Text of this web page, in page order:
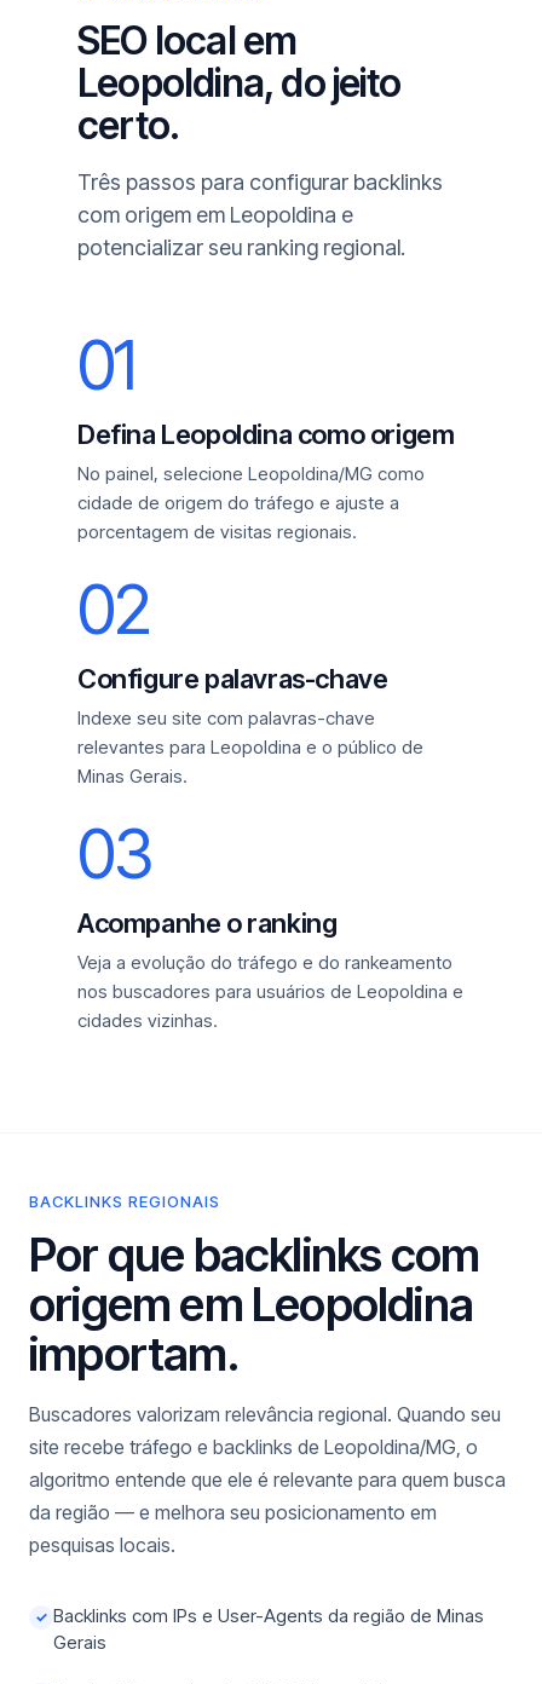
SEO local em
Leopoldina, do jeito
certo.
Três passos para configurar backlinks
com origem em Leopoldina e
potencializar seu ranking regional.
01
Defina Leopoldina como origem
No painel, selecione Leopoldina/MG como
cidade de origem do tráfego e ajuste a
porcentagem de visitas regionais.
02
Configure palavras-chave
Indexe seu site com palavras-chave
relevantes para Leopoldina e o público de
Minas Gerais.
03
Acompanhe o ranking
Veja a evolução do tráfego e do rankeamento
nos buscadores para usuários de Leopoldina e
cidades vizinhas.
BACKLINKS REGIONAIS
Por que backlinks com
origem em Leopoldina
importam.
Buscadores valorizam relevância regional. Quando seu
site recebe tráfego e backlinks de Leopoldina/MG, o
algoritmo entende que ele é relevante para quem busca
da região — e melhora seu posicionamento em
pesquisas locais.
✓ Backlinks com IPs e User-Agents da região de Minas
Gerais